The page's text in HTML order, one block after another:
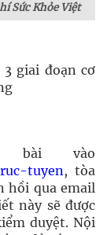
Sức Khỏe Việt
giai đoạn cơ
vào
tuyen, tòa
hồi qua email
này sẽ được
duyệt. Nội